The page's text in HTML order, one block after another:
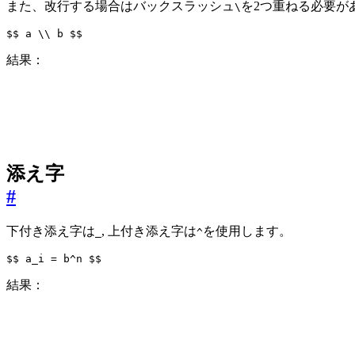
また、改行する場合はバックスラッシュ \ を2つ重ねる必要が
$$ a \\ b $$
結果：
添え字
#
下付き添え字は , 上付き添え字は^を使用します。
$$ a_i = b^n $$
結果：